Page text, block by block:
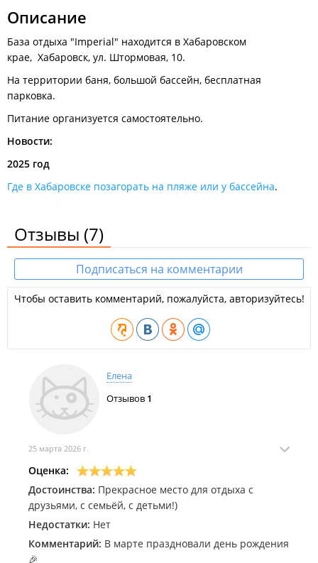
Описание
База отдыха "Imperial" находится в Хабаровском
крае, Хабаровск, ул. Штормовая, 10.
На территории баня, большой бассейн, бесплатная
парковка.
Питание организуется самостоятельно.
Новости:
2025 год
Где в Хабаровске позагорать на пляже или у бассейна.
Отзывы (7)
Подписаться на комментарии
Чтобы оставить комментарий, пожалуйста, авторизуйтесь!
Елена
Отзывов 1
25 марта 2026 г.
Оценка:
Достоинства: Прекрасное место для отдыха с
друзьями, с семьёй, с детьми!)
Недостатки: Нет
Комментарий: В марте праздновали день рождения
🎉